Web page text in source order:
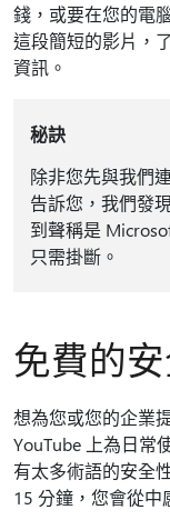
錢，或要在您的電
這段簡短的影片，
資訊。
秘訣
除非您先與我們
告訴您，我們發
到聲稱是
只需掛斷。
免費的
想為您或您的企業
YouTube 上為日常
有太多術語的安全
15 分鐘，您會從中